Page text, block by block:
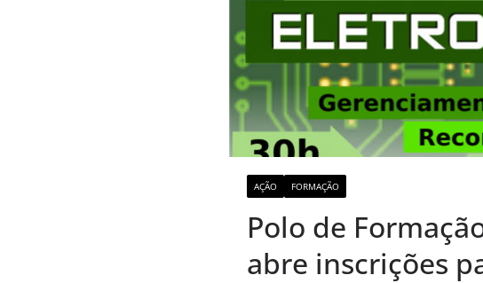
AÇÃO FORMAÇÃO
Polo de
abre inscrições